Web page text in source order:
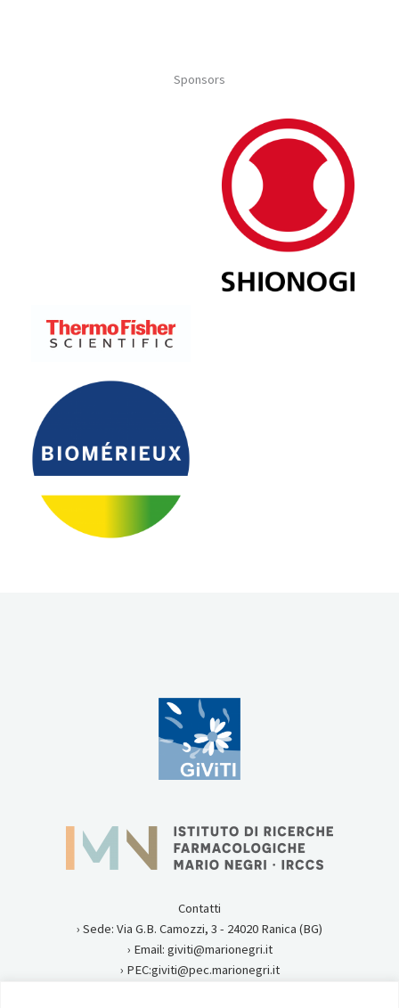
Sponsors
Contatti
› Sede: Via G.B. Camozzi, 3 - 24020 Ranica (BG)
› Email: giviti@marionegri.it
› PEC:giviti@pec.marionegri.it